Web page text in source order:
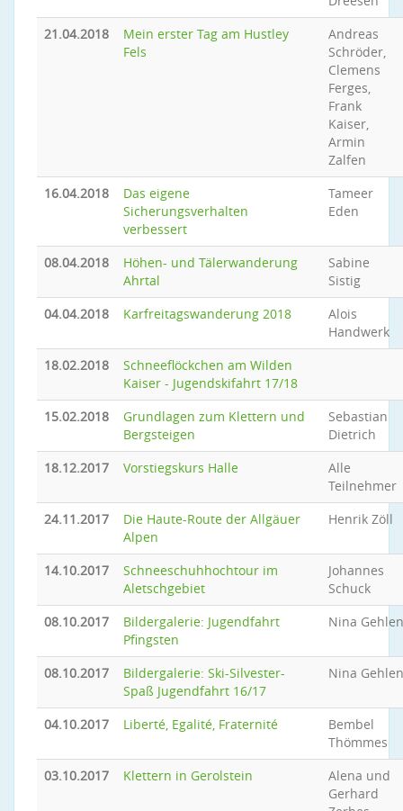
21.04.2018
Mein erster Tag am Hustley
Fels
Andreas
Schröder,
Clemens
Ferges,
Frank
Kaiser,
Armin
Zalfen
16.04.2018
Das eigene
Sicherungsverhalten
verbessert
Tameer
Eden
08.04.2018
Höhen- und Tälerwanderung
Ahrtal
Sabine
Sistig
04.04.2018
Karfreitagswanderung 2018
Alois
Handwerk
18.02.2018
Schneeflöckchen am Wilden
Kaiser - Jugendskifahrt 17/18
15.02.2018
Grundlagen zum Klettern und
Bergsteigen
Sebastian
Dietrich
18.12.2017
Vorstiegskurs Halle
Alle
Teilnehmer
24.11.2017
Die Haute-Route der Allgäuer
Alpen
Henrik Zöll
14.10.2017
Schneeschuhhochtour im
Aletschgebiet
Johannes
Schuck
08.10.2017
Bildergalerie: Jugendfahrt
Pfingsten
Nina Gehlen
08.10.2017
Bildergalerie: Ski-Silvester-
Spaß Jugendfahrt 16/17
Nina Gehlen
04.10.2017 Liberté, Egalité, Fraternité
Bembel
Thömmes
03.10.2017
Klettern in Gerolstein
Alena und
Gerhard